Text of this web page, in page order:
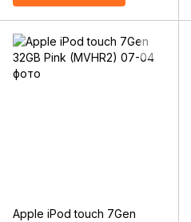
Apple iPod touch 7Gen